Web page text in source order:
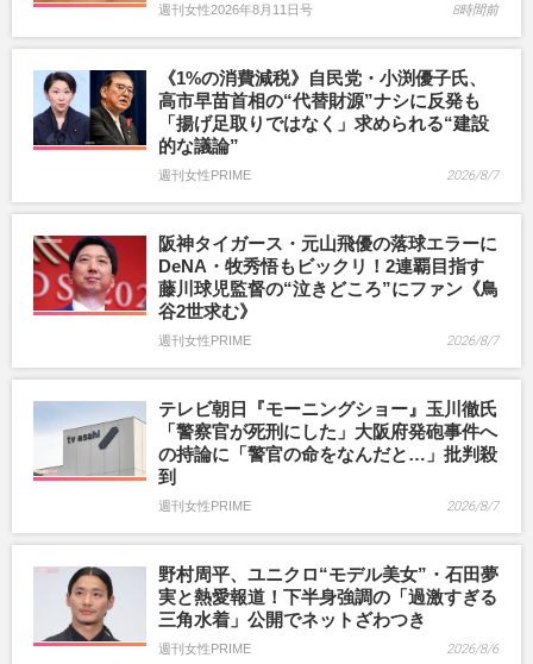
週刊女性2026年8月11日号 8時間前
《1%の消費減税》自民党・小渕優子氏、
高市早苗首相の“代替財源”ナシに反発も
「揚げ足取りではなく」求められる“建設
的な議論”
週刊女性PRIME 2026/8/7
阪神タイガース・元山飛優の落球エラーに
DeNA・牧秀悟もビックリ！2連覇目指す
藤川球児監督の“泣きどころ”にファン《鳥
谷2世求む》
週刊女性PRIME 2026/8/7
テレビ朝日『モーニングショー』玉川徹氏
「警察官が死刑にした」大阪府発砲事件へ
の持論に「警官の命をなんだと…」批判殺
到
週刊女性PRIME 2026/8/7
野村周平、ユニクロ“モデル美女”・石田夢
実と熱愛報道！下半身強調の「過激すぎる
三角水着」公開でネットざわつき
週刊女性PRIME 2026/8/6